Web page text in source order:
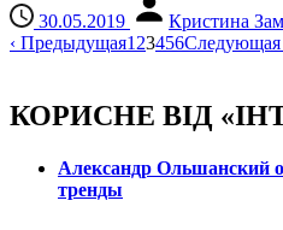
30.05.2019
Кристина
‹ Предыдущая1 23456Следующая
КОРИСНЕ ВІД
Александр Ольшанский
тренды